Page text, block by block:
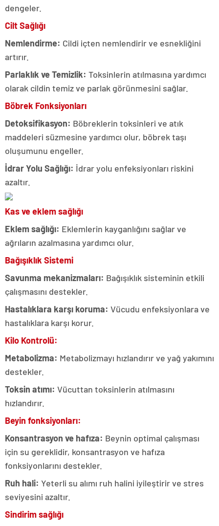
dengeler.
Cilt Sağlığı
Nemlendirme: Cildi içten nemlendirir ve esnekliğini
artırır.
Parlaklık ve Temizlik: Toksinlerin atılmasına yardımcı
olarak cildin temiz ve parlak görünmesini sağlar.
Böbrek Fonksiyonları
Detoksifikasyon: Böbreklerin toksinleri ve atık
maddeleri süzmesine yardımcı olur, böbrek taşı
oluşumunu engeller.
İdrar Yolu Sağlığı: İdrar yolu enfeksiyonları riskini
azaltır.
Kas ve eklem sağlığı
Eklem sağlığı: Eklemlerin kayganlığını sağlar ve
ağrıların azalmasına yardımcı olur.
Bağışıklık Sistemi
Savunma mekanizmaları: Bağışıklık sisteminin etkili
çalışmasını destekler.
Hastalıklara karşı koruma: Vücudu enfeksiyonlara ve
hastalıklara karşı korur.
Kilo Kontrolü:
Metabolizma: Metabolizmayı hızlandırır ve yağ yakımını
destekler.
Toksin atımı: Vücuttan toksinlerin atılmasını
hızlandırır.
Beyin fonksiyonları:
Konsantrasyon ve hafıza: Beynin optimal çalışması
için su gereklidir, konsantrasyon ve hafıza
fonksiyonlarını destekler.
Ruh hali: Yeterli su alımı ruh halini iyileştirir ve stres
seviyesini azaltır.
Sindirim sağlığı